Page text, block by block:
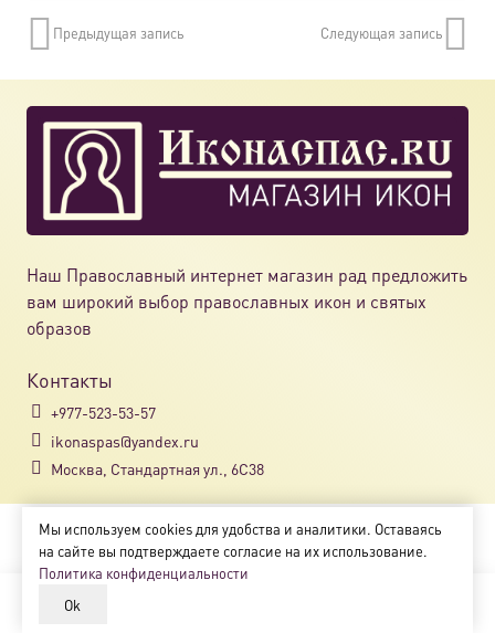
Предыдущая запись Следующая запись
Наш Православный интернет магазин рад предложить
вам широкий выбор православных икон и святых
образов
Контакты
+977-523-53-57
ikonaspas@yandex.ru
Москва, Стандартная ул., 6С38
Copyright © 2018-2025
Магазин православных икон «ikonaspas.ru»
Мы используем cookies для удобства и аналитики. Оставаясь
на сайте вы подтверждаете согласие на их использование.
Политика конфиденциальности
Ok